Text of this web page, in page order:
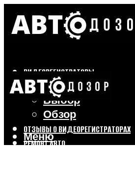
ВИДЕОРЕГИСТРАТОРЫ
Бренды
Выбор
Обзор
ОТЗЫВЫ О ВИДЕОРЕГИСТРАТОРАХ
РЕМОНТ АВТО
Меню